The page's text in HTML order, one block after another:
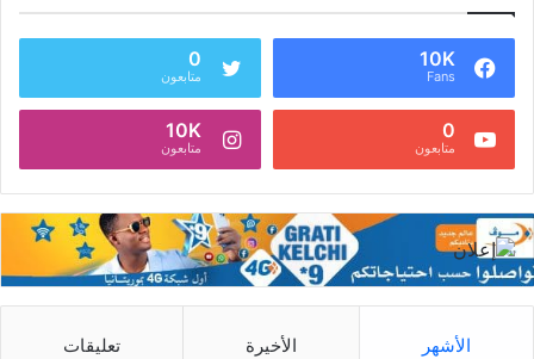
10K
Fans
0
متابعون
0
متابعون
10K
متابعون
الأشهر الأخيرة تعليقات